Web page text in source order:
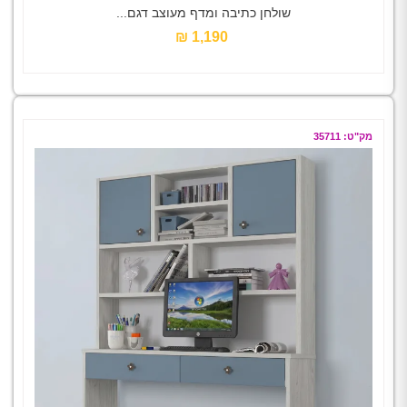
שולחן כתיבה ומדף מעוצב דגם...
1,190 ₪‎
מק"ט: 35711